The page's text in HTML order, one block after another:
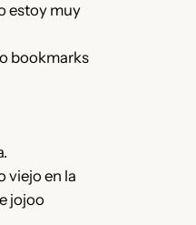
estoy muy
bookmarks
viejo en la
jojoo